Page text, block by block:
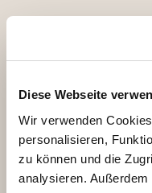
Diese Webseite
Wir verwenden
personalisieren,
zu können und die
analysieren.